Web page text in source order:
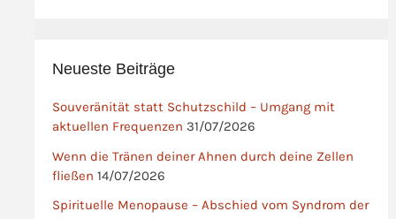
Neueste Beiträge
Souveränität statt Schutzschild – Umgang mit
aktuellen Frequenzen 31/07/2026
Wenn die Tränen deiner Ahnen durch deine Zellen
fließen 14/07/2026
Spirituelle Menopause – Abschied vom Syndrom der